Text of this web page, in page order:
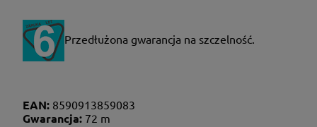
Przedłużona gwarancja na szczelność.
EAN: 8590913859083
Gwarancja: 72 m